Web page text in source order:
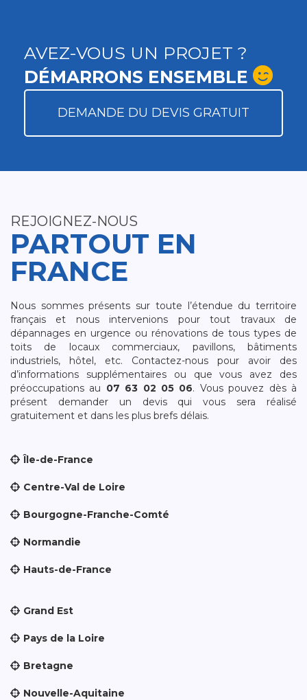
AVEZ-VOUS UN PROJET ?
DÉMARRONS ENSEMBLE
DEMANDE DU DEVIS GRATUIT
REJOIGNEZ-NOUS
PARTOUT EN
FRANCE
Nous sommes présents sur toute l’étendue du territoire
français et nous intervenions pour tout travaux de
dépannages en urgence ou rénovations de tous types de
toits de locaux commerciaux, pavillons, bâtiments
industriels, hôtel, etc. Contactez-nous pour avoir des
d’informations supplémentaires ou que vous avez des
préoccupations au 07 63 02 05 06. Vous pouvez dès à
présent demander un devis qui vous sera réalisé
gratuitement et dans les plus brefs délais.
Île-de-France
Centre-Val de Loire
Bourgogne-Franche-Comté
Normandie
Hauts-de-France
Grand Est
Pays de la Loire
Bretagne
Nouvelle-Aquitaine